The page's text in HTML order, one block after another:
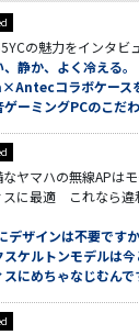
の魅力をインタビ
静か、よく冷える。
コラボケース
ゲーミングPCのこだ
ヤマハの無線APは
スに最適 これなら違
デザインは不要です
スケルトンモデルは今
スにめちゃなじむんで